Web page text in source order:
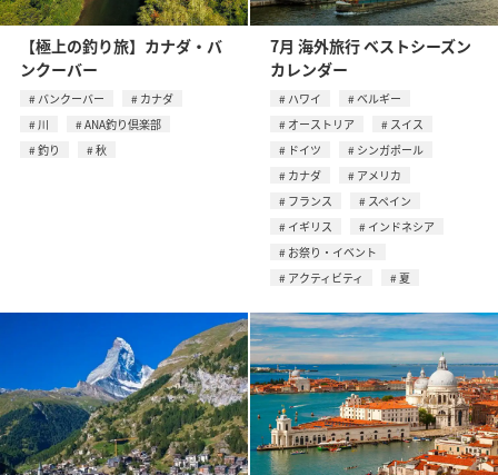
【極上の釣り旅】カナダ・バ
ンクーバー
バンクーバー
カナダ
川
ANA釣り倶楽部
釣り
秋
7月 海外旅行 ベストシーズン
カレンダー
ハワイ
ベルギー
オーストリア
スイス
ドイツ
シンガポール
カナダ
アメリカ
フランス
スペイン
イギリス
インドネシア
お祭り・イベント
アクティビティ
夏